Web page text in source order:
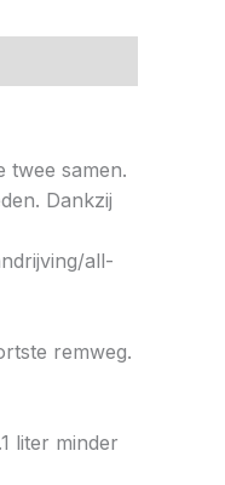
twee samen.
Dankzij
all-
remweg.
liter minder